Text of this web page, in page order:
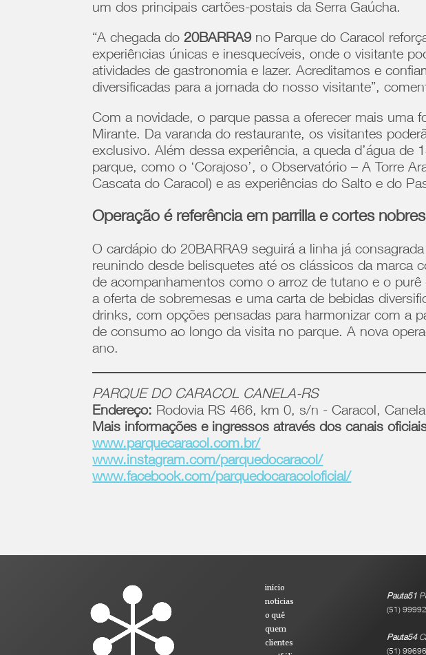
um dos principais cartões-postais da Serra Gaúcha.
“A chegada do 20BARRA9 no Parque do Caracol
experiências únicas e inesquecíveis, onde o visitante
atividades de gastronomia e lazer. Acreditamos e
diversificadas para a jornada do nosso visitante”,
Com a novidade, o parque passa a oferecer mais uma
Mirante. Da varanda do restaurante, os visitantes
exclusivo. Além dessa experiência, a queda d’água
parque, como o ‘Corajoso’, o Observatório – A Torre
Cascata do Caracol) e as experiências do Salto e do
Operação é referência em parrilla e cortes nobres
O cardápio do 20BARRA9 seguirá a linha já
reunindo desde belisquetes até os clássicos da marca
de acompanhamentos como o arroz de tutano e o
a oferta de sobremesas e uma carta de bebidas
drinks, com opções pensadas para harmonizar com a
de consumo ao longo da visita no parque. A nova
ano.
PARQUE DO CARACOL CANELA-RS
Endereço: Rodovia RS 466, km 0, s/n - Caracol,
Mais informações e ingressos através dos canais
www.parquecaracol.com.br/
www.instagram.com/parquedocaracol/
www.facebook.com/parquedocaracoloficial/
início
notícias
o quê
quem
clientes
Pauta51
(51)
Pauta54
(51)